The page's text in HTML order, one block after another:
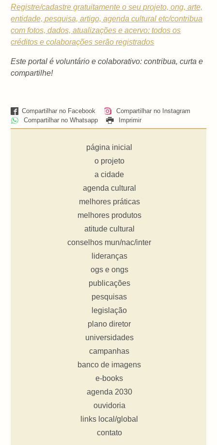
Registre/cadastre gratuitamente o seu projeto, ong, arte,
entidade, pesquisa, artigo, agenda cultural etc/contribua
com fotos, dados, atualizações e acervo: todos os
créditos e colaborações serão registrados
Este portal é voluntário e colaborativo: contribua, curta e
compartilhe!
Compartilhar no Facebook
Compartilhar no Instagram
Compartilhar no Whatsapp
Imprimir
página inicial
o projeto
a cidade
agenda cultural
melhores práticas
melhores produtos
atitude cultural
conselhos mun/nac/inter
lideranças
ogs e ongs
publicações
pesquisas
legislação
plano diretor
universidades
campanhas
banco de imagens
e-books
agenda 2030
ouvidoria
links local/global
contato